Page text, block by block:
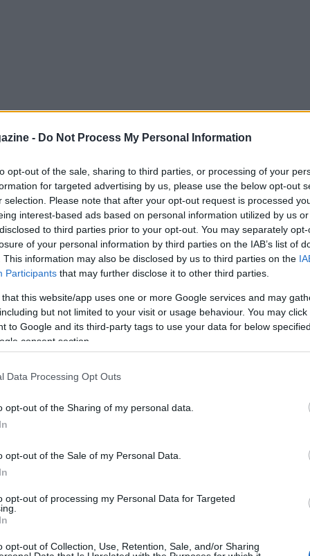
- Do Not Process My Personal Information
opt-out of the sale, sharing to third parties, or processing of your
for targeted advertising by us, please use the below opt-out
selection. Please note that after your opt-out request is processed
interest-based ads based on personal information utilized by us
to third parties prior to your opt-out. You may separately
of your personal information by third parties on the IAB’s list of
This information may also be disclosed by us to third parties on the
Participants that may further disclose it to other third parties.
that this website/app uses one or more Google services and may
but not limited to your visit or usage behaviour. You may
to Google and its third-party tags to use your data for below
consent section.
Data Processing Opt Outs
opt-out of the Sharing of my personal data.
opt-out of the Sale of my Personal Data.
opt-out of processing my Personal Data for Targeted
opt-out of Collection, Use, Retention, Sale, and/or Sharing
División se acerca rápidamente, con
casi todo está en juego. Exceptuando al
descenderá a Segunda División la
tienen metas variadas por alcanzar.